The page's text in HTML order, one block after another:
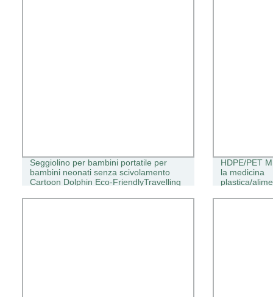
Seggiolino per bambini portatile per
bambini neonati senza scivolamento
Cartoon Dolphin Eco-FriendlyTravelling
HDPE/PET
la medicina
plastica/